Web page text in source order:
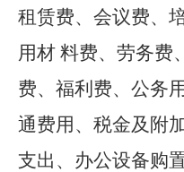
租赁费、会议费、
用材 料费、劳务费
费、福利费、公务
通费用、税金及附
支出、办公设备购